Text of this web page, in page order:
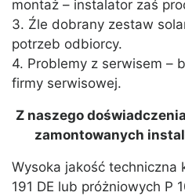
montaż – instalator zaś
3. Źle dobrany zestaw
potrzeb odbiorcy.
4. Problemy z serwisem –
firmy serwisowej.
Z naszego
zamontowanych
Wysoka jakość techniczna
191 DE lub próżniowych P